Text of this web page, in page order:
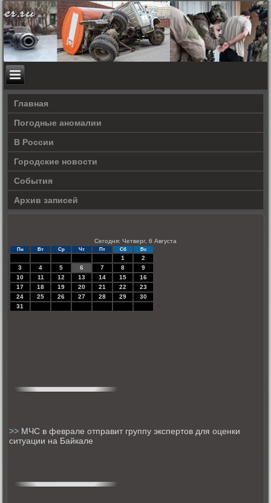
Главная
Погодные аномалии
В России
Городские новости
События
Архив записей
Сегодня: Четверг, 6 Августа
Пн Вт Ср Чт Пт Сб Вс
1
2
3
4 5 6 7 8
9
10
11 12 13 14 15
16
17
18 19 20 21 22
23
24
25 26 27 28 29
30
31
>> МЧС в феврале отправит группу экспертов для оценки
ситуации на Байкале